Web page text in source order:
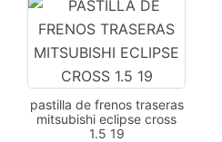
pastilla de frenos traseras
mitsubishi eclipse cross
1.5 19